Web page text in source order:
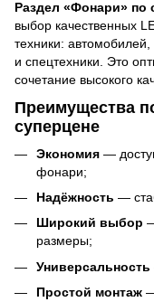
Раздел «Фонари» по
выбор качественных
техники: автомобилей,
и спецтехники. Это
сочетание высокого
Преимущества
суперцене
Экономия —
фонари;
Надёжность —
Широкий выбор
размеры;
Универсальность
Простой монтаж